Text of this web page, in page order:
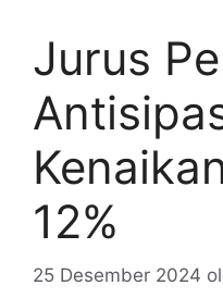
Jurus
12%
25 Desember 2024